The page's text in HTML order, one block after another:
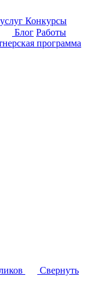
Конкурсы
Блог Работы
программа
Свернуть